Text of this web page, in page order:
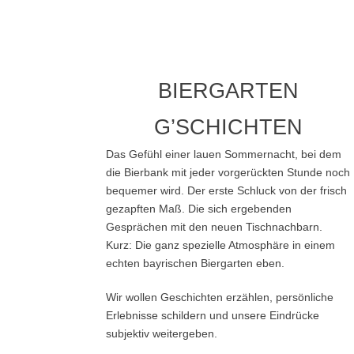
BIERGARTEN
G’SCHICHTEN
Das Gefühl einer lauen Sommernacht, bei dem
die Bierbank mit jeder vorgerückten Stunde noch
bequemer wird. Der erste Schluck von der frisch
gezapften Maß. Die sich ergebenden
Gesprächen mit den neuen Tischnachbarn.
Kurz: Die ganz spezielle Atmosphäre in einem
echten bayrischen Biergarten eben.
Wir wollen Geschichten erzählen, persönliche
Erlebnisse schildern und unsere Eindrücke
subjektiv weitergeben.